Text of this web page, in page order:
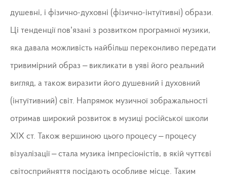
душевні, і фізично-духовні (фізично-інтуїтивні) образи.
Ці тенденції пов’язані з розвитком програмної музики,
яка давала можливість найбільш переконливо передати
тривимірний образ – викликати в уяві його реальний
вигляд, а також виразити його душевний і духовний
(інтуїтивний) світ. Напрямок музичної зображальності
отримав широкий розвиток в музиці російської школи
ХІХ ст. Також вершиною цього процесу – процесу
візуалізації – стала музика імпресіоністів, в якій чуттєві
світосприйняття посідають особливе місце. Таким